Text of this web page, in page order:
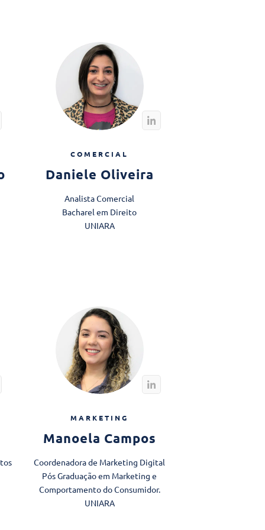
COMERCIAL
Daniele Oliveira
Analista Comercial
Bacharel em Direito
UNIARA
MARKETING
Manoela Campos
Coordenadora de Marketing Digital
Pós Graduação em Marketing e
Comportamento do Consumidor.
​UNIARA